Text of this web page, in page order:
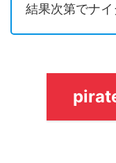
結果次第でナ